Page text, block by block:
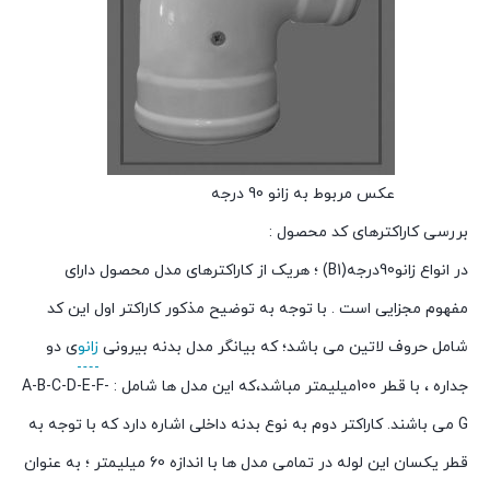
عکس مربوط به زانو 90 درجه
بررسی کاراکترهای کد محصول :
در انواع زانو90درجه(B1) ؛ هریک از کاراکترهای مدل محصول دارای
مفهوم مجزایی است . با توجه به توضیح مذکور کاراکتر اول این کد
شامل حروف لاتین می باشد؛ که بیانگر مدل بدنه بیرونی زانوی دو
جداره ، با قطر 100میلیمتر مباشد،که این مدل ها شامل : A-B-C-D-E-F-
G می باشند. کاراکتر دوم به نوع بدنه داخلی اشاره دارد که با توجه به
قطر یکسان این لوله در تمامی مدل ها با اندازه 60 میلیمتر ؛ به عنوان